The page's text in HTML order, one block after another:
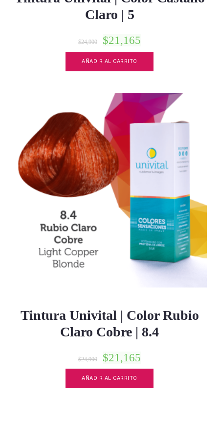
Claro | 5
$24,900 $21,165
AÑADIR AL CARRITO
Tintura Univital | Color Rubio
Claro Cobre | 8.4
$24,900 $21,165
AÑADIR AL CARRITO